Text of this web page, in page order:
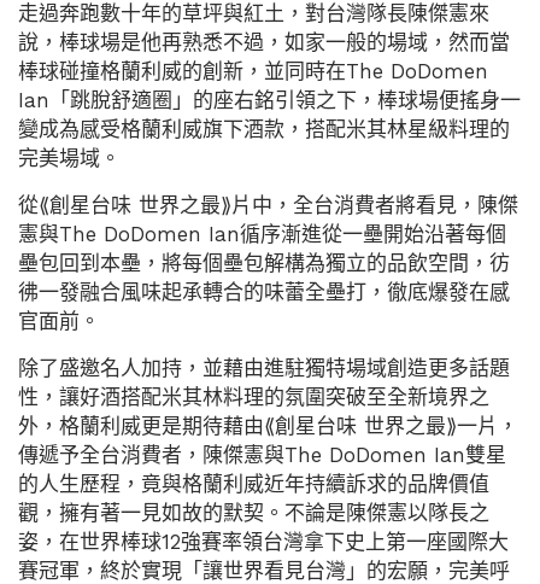
走過奔跑數十年的草坪與紅土，對台灣隊長陳傑憲來
說，棒球場是他再熟悉不過，如家一般的場域，然而當
棒球碰撞格蘭利威的創新，並同時在The DoDomen
Ian「跳脫舒適圈」的座右銘引領之下，棒球場便搖身一
變成為感受格蘭利威旗下酒款，搭配米其林星級料理的
完美場域。
從⟪創星台味 世界之最⟫片中，全台消費者將看見，陳傑
憲與The DoDomen Ian循序漸進從一壘開始沿著每個
壘包回到本壘，將每個壘包解構為獨立的品飲空間，彷
彿一發融合風味起承轉合的味蕾全壘打，徹底爆發在感
官面前。
除了盛邀名人加持，並藉由進駐獨特場域創造更多話題
性，讓好酒搭配米其林料理的氛圍突破至全新境界之
外，格蘭利威更是期待藉由⟪創星台味 世界之最⟫一片，
傳遞予全台消費者，陳傑憲與The DoDomen Ian雙星
的人生歷程，竟與格蘭利威近年持續訴求的品牌價值
觀，擁有著一見如故的默契。不論是陳傑憲以隊長之
姿，在世界棒球12強賽率領台灣拿下史上第一座國際大
賽冠軍，終於實現「讓世界看見台灣」的宏願，完美呼